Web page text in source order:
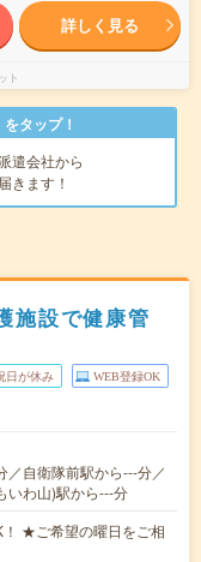
詳しく見る
ト
タップ！
遣会社から
きます！
施設で健康管
日が休み WEB登録OK
／自衛隊前駅から---分／
いわ山)駅から---分
★ご希望の曜日をご相